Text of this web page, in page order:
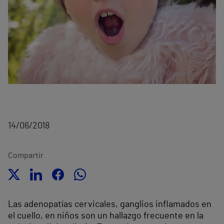
14/06/2018
Compartir
Las adenopatías cervicales, ganglios inflamados en
el cuello, en niños son un hallazgo frecuente en la